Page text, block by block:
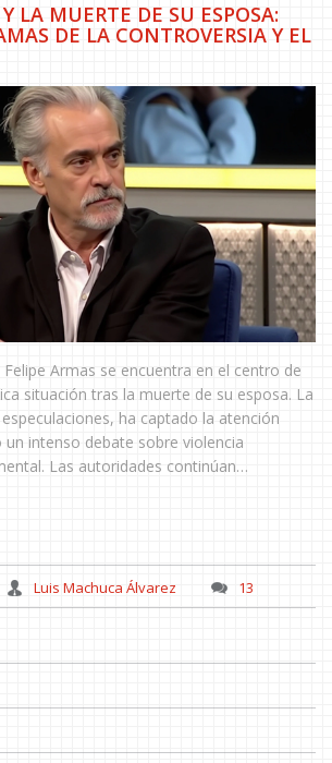
LA MUERTE DE SU ESPOSA:
DE LA CONTROVERSIA Y EL
Armas se encuentra en el centro de
situación tras la muerte de su esposa. La
ha captado la atención
intenso debate sobre violencia
Las autoridades continúan
los hechos.
Luis Machuca Álvarez 13